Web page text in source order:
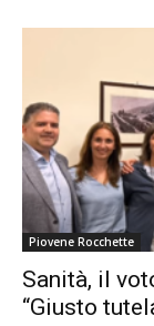
Piovene Rocchette
Sanità, il
“Giusto